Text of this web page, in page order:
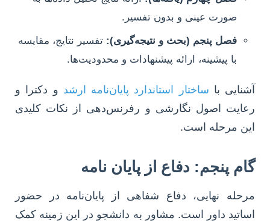
صورت عینی و بدون تفسیر.
فصل پنجم (بحث و نتیجه‌گیری): تفسیر نتایج، مقایسه
با پیشینه، ارائه پیشنهادات و محدودیت‌ها.
آشنایی با ساختار استاندارد پایان‌نامه ارشد و دکترا و
رعایت اصول نگارشی و رفرنس‌دهی از نکات کلیدی
این مرحله است.
گام پنجم: دفاع از پایان نامه
مرحله نهایی، دفاع شفاهی از پایان‌نامه در حضور
اساتید داور است. مشاور به دانشجو در این زمینه کمک